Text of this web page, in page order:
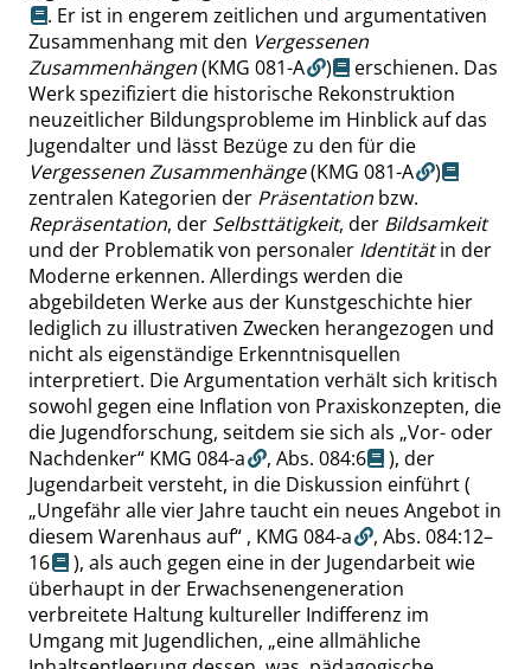
. Er ist in engerem zeitlichen und argumentativen
Zusammenhang mit den Vergessenen
Zusammenhängen(KMG 081-A )
erschienen. Das
Werk spezifiziert die historische Rekonstruktion
neuzeitlicher Bildungsprobleme im Hinblick auf das
Jugendalter und lässt Bezüge zu den für die
Vergessenen Zusammenhänge(KMG 081-A
)
zentralen Kategorien der Präsentation bzw.
Repräsentation, der Selbsttätigkeit, der Bildsamkeit
und der Problematik von personaler Identitätin der
Moderne erkennen. Allerdings werden die
abgebildeten Werke aus der Kunstgeschichte hier
lediglich zu illustrativen Zwecken herangezogen und
nicht als eigenständige Erkenntnisquellen
interpretiert. Die Argumentation verhält sich kritisch
sowohl gegen eine Inflation von Praxiskonzepten, die
die Jugendforschung, seitdem sie sich als „Vor- oder
Nachdenker“ KMG 084-a , Abs. 084:6
), der
Jugendarbeit versteht, in die Diskussion einführt (
„Ungefähr alle vier Jahre taucht ein neues Angebot in
diesem Warenhaus auf“ , KMG 084-a , Abs. 084:12–
16
), als auch gegen eine in der Jugendarbeit wie
überhaupt in der Erwachsenengeneration
verbreitete Haltung kultureller Indifferenz im
Umgang mit Jugendlichen, „eine allmähliche